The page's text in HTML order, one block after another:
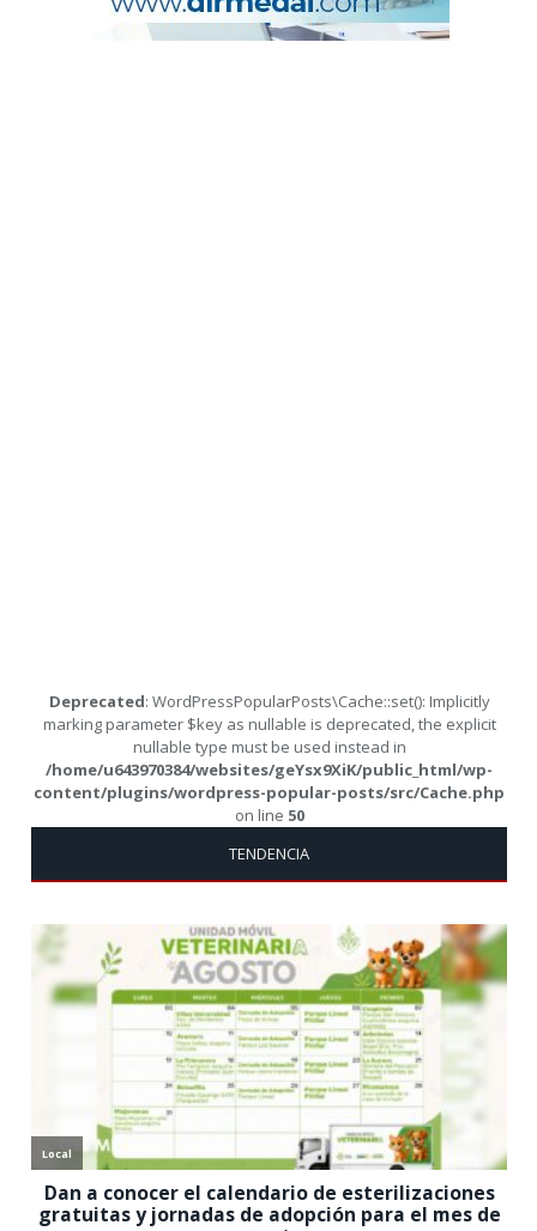
Deprecated: WordPressPopularPosts\Cache::set(): Implicitly
marking parameter $key as nullable is deprecated, the explicit
nullable type must be used instead in
/home/u643970384/websites/geYsx9XiK/public_html/wp-
content/plugins/wordpress-popular-posts/src/Cache.php
on line 50
TENDENCIA